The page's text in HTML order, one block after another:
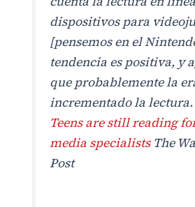
dispositivos para
[pensemos en el
tendencia es positiva, y
que probablemente la
incrementado la lectura.
Teens are still reading
media specialistsThe
Post